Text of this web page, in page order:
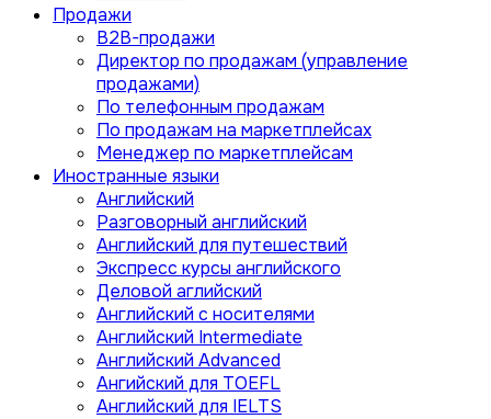
Продажи
B2B-продажи
Директор по продажам (управление
продажами)
По телефонным продажам
По продажам на маркетплейсах
Менеджер по маркетплейсам
Иностранные языки
Английский
Разговорный английский
Английский для путешествий
Экспресс курсы английского
Деловой аглийский
Английский с носителями
Английский Intermediate
Английский Advanced
Ангийский для TOEFL
Английский для IELTS